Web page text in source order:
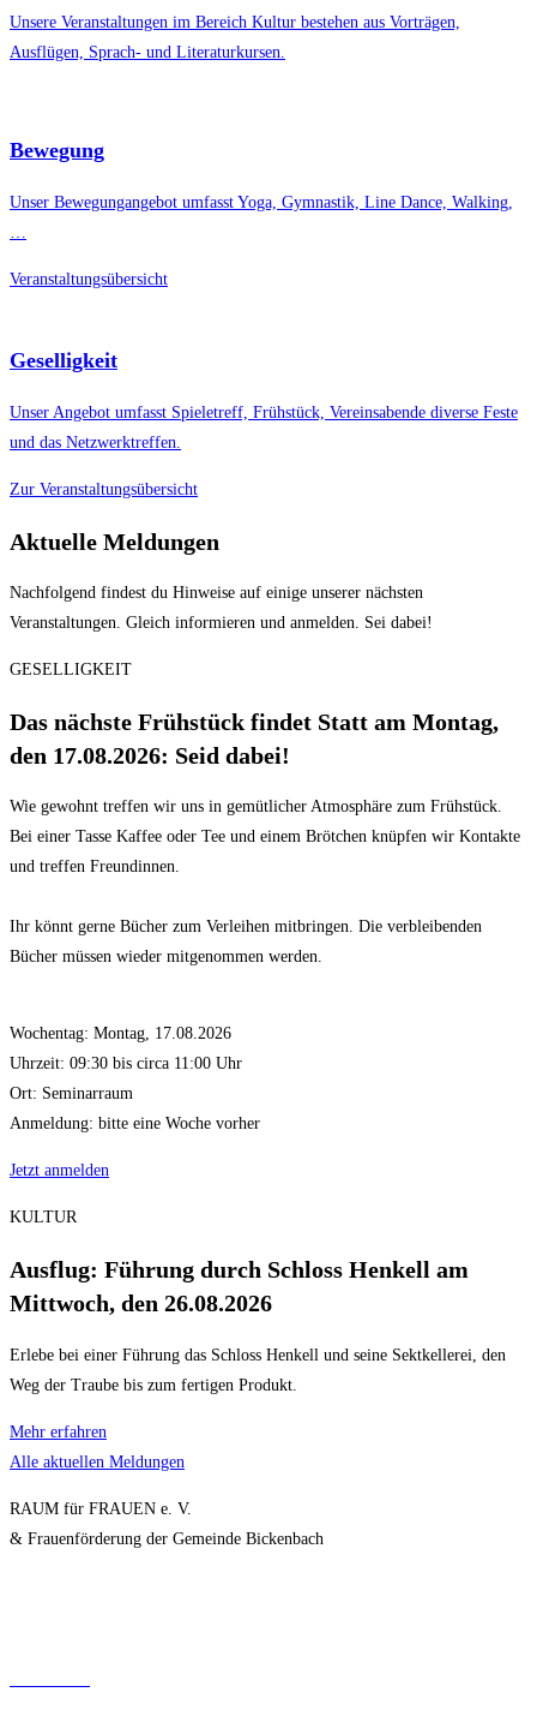
Unsere Veranstaltungen im Bereich Kultur bestehen aus Vorträgen,
Ausflügen, Sprach- und Literaturkursen.
Bewegung
Unser Bewegungangebot umfasst Yoga, Gymnastik, Line Dance, Walking,
…
Veranstaltungsübersicht
Geselligkeit
Unser Angebot umfasst Spieletreff, Frühstück, Vereinsabende diverse Feste
und das Netzwerktreffen.
Zur Veranstaltungsübersicht
Aktuelle Meldungen
Nachfolgend findest du Hinweise auf einige unserer nächsten
Veranstaltungen. Gleich informieren und anmelden. Sei dabei!
GESELLIGKEIT
Das nächste Frühstück findet Statt am Montag,
den 17.08.2026: Seid dabei!
Wie gewohnt treffen wir uns in gemütlicher Atmosphäre zum Frühstück.
Bei einer Tasse Kaffee oder Tee und einem Brötchen knüpfen wir Kontakte
und treffen Freundinnen.
Ihr könnt gerne Bücher zum Verleihen mitbringen. Die verbleibenden
Bücher müssen wieder mitgenommen werden.
Wochentag: Montag, 17.08.2026
Uhrzeit: 09:30 bis circa 11:00 Uhr
Ort: Seminarraum
Anmeldung: bitte eine Woche vorher
Jetzt anmelden
KULTUR
Ausflug: Führung durch Schloss Henkell am
Mittwoch, den 26.08.2026
Erlebe bei einer Führung das Schloss Henkell und seine Sektkellerei, den
Weg der Traube bis zum fertigen Produkt.
Mehr erfahren
Alle aktuellen Meldungen
RAUM für FRAUEN e. V.
& Frauenförderung der Gemeinde Bickenbach